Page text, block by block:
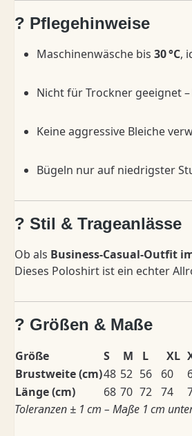
? Pflegehinweise
Maschinenwäsche bis 30 °C,
Nicht für Trockner geeignet
Keine aggressive Bleiche
Bügeln nur auf niedrigster
? Stil & Trageanlässe
Ob als Business-Casual-Outfit
Dieses Poloshirt ist ein echter
? Größen & Maße
Größe S M L XL
Brustweite (cm)48 52 56 60
Länge (cm)
68 70 72 74
Toleranzen ± 1 cm – Maße 1 cm